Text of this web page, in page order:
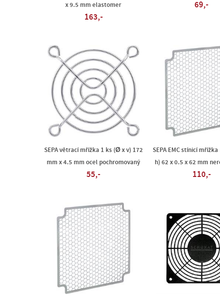
x 9.5 mm elastomer
163,-
69,-
SEPA větrací mřížka 1 ks (Ø x v) 172
mm x 4.5 mm ocel pochromovaný
55,-
SEPA EMC stínicí mřížka
h) 62 x 0.5 x 62 mm
110,-